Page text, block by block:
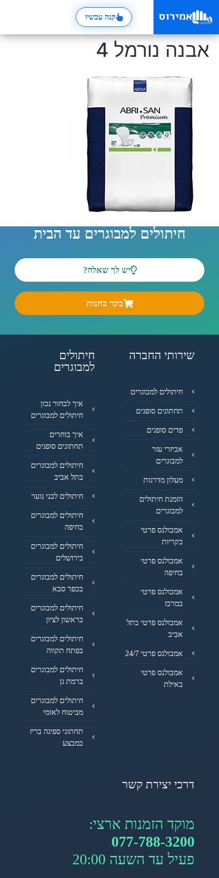
קנה עכשיו
אבנה נורמל 4
חיתולים למבוגרים עד הבית
יש לך שאלה?
בקר בחנות
שירותי החברה
חיתולים למבוגרים
תחתונים סופגים
פדים סופגים
אביזרי עזר
למבוגרים
מעלון מדרגות
הזמנת חיתולים
למבוגרים
אמבולנס פרטי
בקריות
אמבולנס פרטי
בחיפה
אמבולנס פרטי
במרכז
אמבולנס פרטי בתל
אביב
אמבולנס פרטי 24/7
אמבולנס פרטי
באילת
חיתולים
למבוגרים
איך לבחור נכון
חיתולים למבוגרים
איך בוחרים
תחתונים סופגים
חיתולים למבוגרים
בתל אביב
חיתולים לבני נוער
חיתולים למבוגרים
בחיפה
חיתולים למבוגרים
בירושלים
חיתולים למבוגרים
בכפר סבא
חיתולים למבוגרים
בראשון לציון
חיתולים למבוגרים
בפתח תקווה
חיתולים למבוגרים
ברמת גן
חיתולים למבוגרים
מביטוח לאומי
תחתוני ספיגה בריז
במבצע
דרכי יצירת קשר
מוקד הזמנות ארצי:
077-788-3200
פעיל עד השעה 20:00